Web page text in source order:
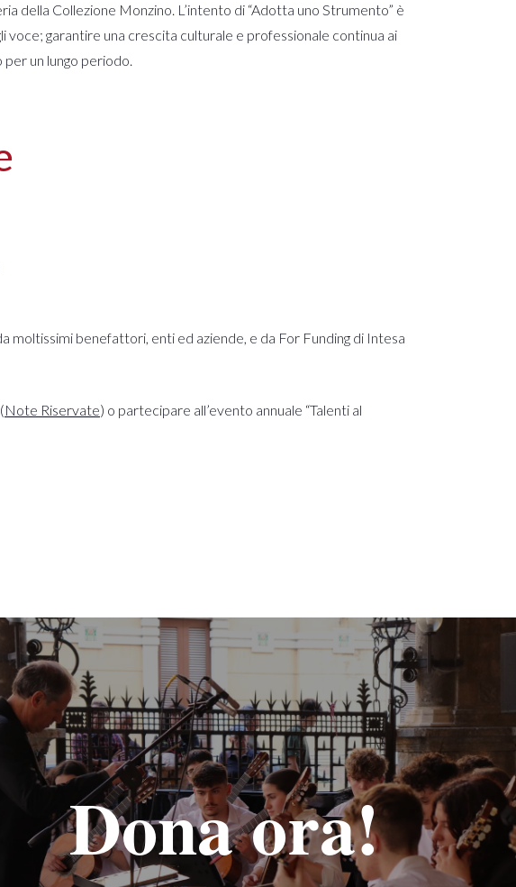
della Collezione Monzino. L’intento di “Adotta uno Strumento” è
garantire una crescita culturale e professionale continua ai
un lungo periodo.
moltissimi benefattori, enti ed aziende, e da For Funding di Intesa
Note Riservate) o partecipare all’evento annuale “Talenti al
Dona ora!